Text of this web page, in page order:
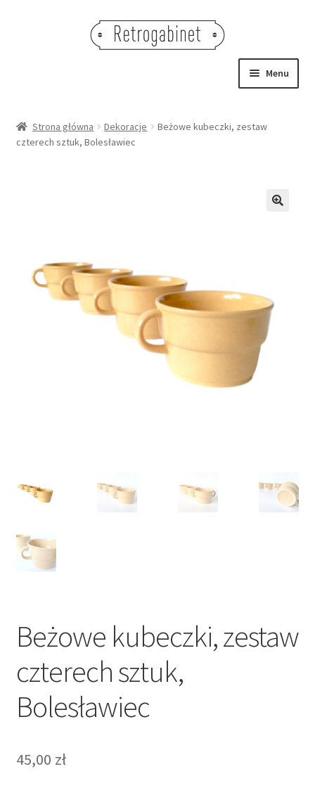
Menu
OBRAZY
MEBLE
Strona główna Dekoracje
Beżowe kubeczki, zestaw
czterech sztuk, Bolesławiec
Beżowe kubeczki, zestaw
czterech sztuk,
Bolesławiec
45,00 zł